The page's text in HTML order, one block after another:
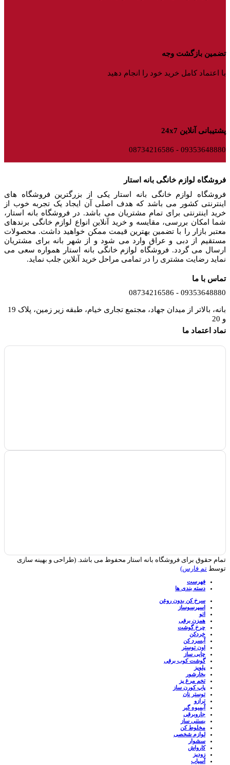
تضمین بازگشت وجه
با اعتماد کامل خرید خود را انجام دهید
پشتیبانی آنلاین 24x7
09353648880 - 08734216586
فروشگاه لوازم خانگی بانه استار
فروشگاه لوازم خانگی بانه استار یکی از بزرگترین فروشگاه های
اینترنتی کشور می باشد که هدف اصلی آن ایجاد یک تجربه خوب از
خرید اینترنتی برای تمام مشتریان می باشد. در فروشگاه بانه استار،
شما امکان بررسی، مقایسه و خرید آنلاین انواع لوازم خانگی برندهای
معتبر بازار را با تضمین بهترین قیمت ممکن خواهید داشت. محصولات
مستقیم از دبی و عراق وارد می شود و از شهر بانه برای مشتریان
ارسال می گردد. فروشگاه لوازم خانگی بانه استار همواره سعی می
نماید رضایت مشتری را در تمامی مراحل خرید آنلاین جلب نماید.
تماس با ما
09353648880 - 08734216586
بانه، بالاتر از میدان جهاد، مجتمع تجاری خیام، طبقه زیر زمین، پلاک 19
و 20
نماد اعتماد ما
تمام حقوق برای فروشگاه بانه استار محفوط می باشد. (طراحی و بهینه سازی
توسط تم فارس)
فهرست
دسته بندی ها
سرخ کن بدون روغن
اسپرسوساز
اتو
همزن برقی
چرخ گوشت
خردکن
آبسرد کن
اون توستر
چایی ساز
گوشت کوب برقی
پلوپز
بخارشور
تخم مرغ پز
پاپ کورن ساز
توستر نان
ترازو
آبمیوه گیر
جاروبرقی
بستنی ساز
مخلوط کن
لوازم شخصی
سشوار
کارواش
زودپز
آسیاب